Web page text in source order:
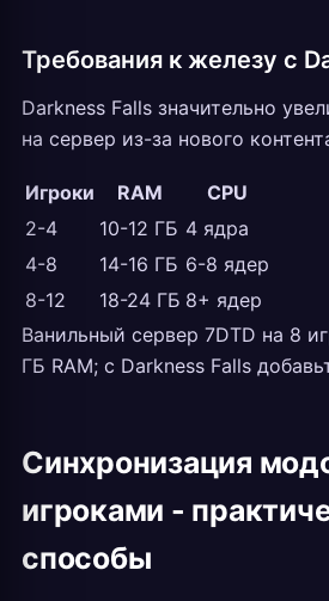
Требования к железу с
Darkness Falls значительно
на сервер из-за нового
Игроки RAM
CPU
2-4
10-12 ГБ 4 ядра
4-8
14-16 ГБ 6-8 ядер
8-12
18-24 ГБ 8+ ядер
Ванильный сервер 7DTD на 8
ГБ RAM; с Darkness Falls
Синхронизация
игроками -
способы